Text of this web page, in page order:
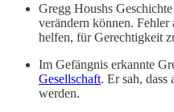
Gregg Houshs
verändern können. Fehler
helfen, für Gerechtigkeit
Im Gefängnis erkannte
Gesellschaft. Er sah, dass
werden.